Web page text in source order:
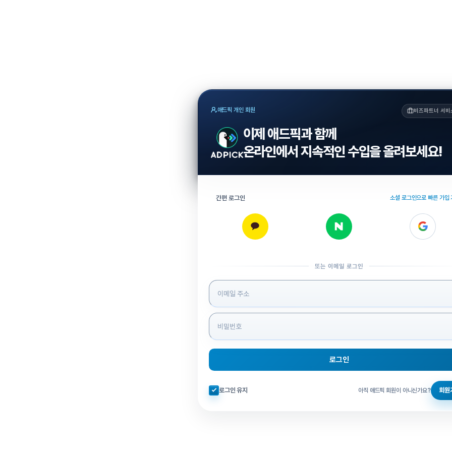
애드픽 개인 회원 비즈파트너 서비
이제 애드픽과 함께
온라인에서 지속적인 수입을 올려보세요!
간편 로그인 소셜 로그인으로 빠른 가입
또는 이메일 로그인
로그인 정보 입력
로그인
자동로그인 체크
로그인 유지 아직 애드픽 회원이 아니신가요? 회원